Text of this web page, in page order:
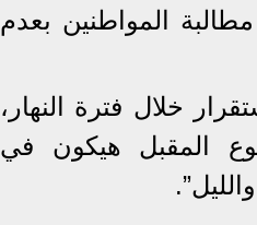
المواطنين بعدم
خلال فترة النهار،
المقبل هيكون في